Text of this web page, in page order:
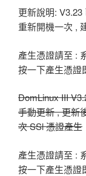
件〉
更新說明:
重新開機一次 ,
產生憑證請至 :
按一下產生憑證
DomLinux III
手動更新 , 更新
次 SSl 憑證產生
產生憑證請至 :
按一下產生憑證